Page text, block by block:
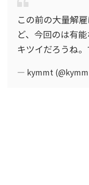
この前の大量解
ど、今回のは有
キツイだろうね。
— kymmt